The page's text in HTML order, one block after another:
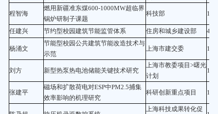
程智海
燃用新疆准东煤600-1000MW超临界
锅炉研制子课题
科技部 16
任建兴 节约型校园建筑节能监管体系 住房和城乡建设部 400
杨涌文
节能型校园公共建筑节能改造技术与
示范
上海市建交委
刘方 新型热泵热电池储能关键技术研究
上海市教委项目>曙光
计划
15
张建平
磁场和扩散荷电对ESP中PM2.5捕集
效率影响的机理研究
科研创新重点项目 16
上海科技成果转化促